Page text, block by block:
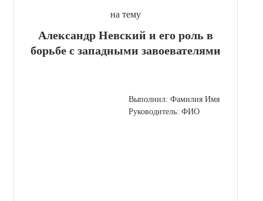
на тему
Александр Невский и его роль в
борьбе с западными завоевателями
Выполнил: Фамилия Имя
Руководитель: ФИО